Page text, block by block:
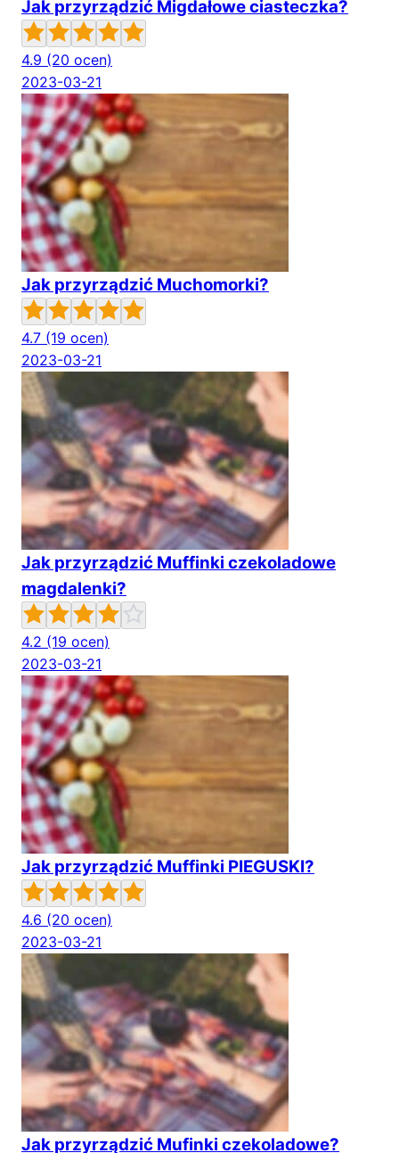
Jak przyrządzić Migdałowe ciasteczka?
4.9 (20 ocen)
2023-03-21
Jak przyrządzić Muchomorki?
4.7 (19 ocen)
2023-03-21
Jak przyrządzić Muffinki czekoladowe
magdalenki?
4.2 (19 ocen)
2023-03-21
Jak przyrządzić Muffinki PIEGUSKI?
4.6 (20 ocen)
2023-03-21
Jak przyrządzić Mufinki czekoladowe?